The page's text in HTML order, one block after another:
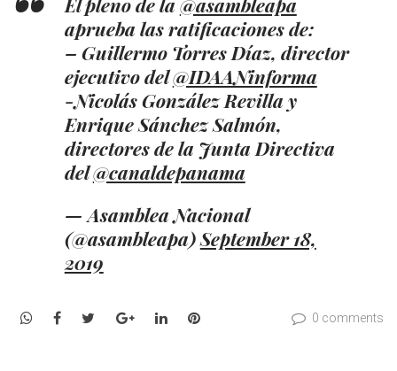
aprueba las ratificaciones de:
– Guillermo Torres Díaz, director
ejecutivo del@IDAANinforma
-Nicolás González Revilla y
Enrique Sánchez Salmón,
directores de la Junta Directiva
del@canaldepanama
— Asamblea Nacional
(@asambleapa)September 18,
2019
WhatsApp
Facebook
TwitterGoogle+LinkedInPinterest 0 comments